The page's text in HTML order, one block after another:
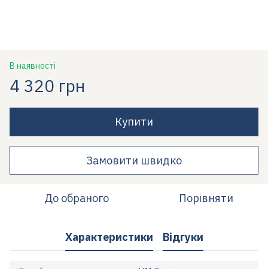
В наявності
4 320 грн
Купити
Замовити швидко
До обраного Порівняти
Характеристики Відгуки